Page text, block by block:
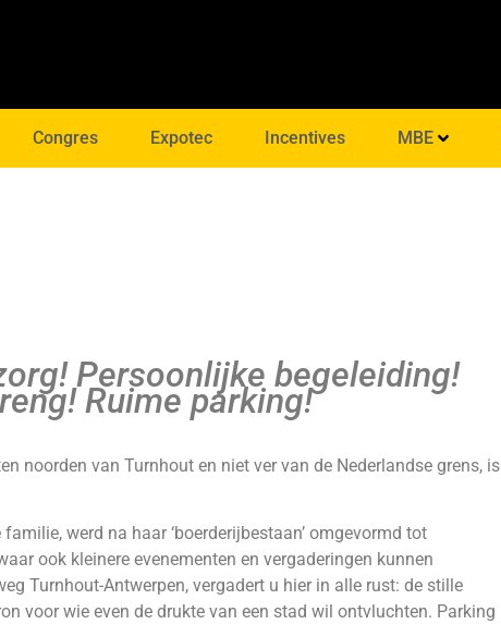
Congres Expotec Incentives MBE
Persoonlijke begeleiding!
Ruime parking!
noorden van Turnhout en niet ver van de Nederlandse grens, is
werd na haar ‘boerderijbestaan’ omgevormd tot
ook kleinere evenementen en vergaderingen kunnen
Turnhout-Antwerpen, vergadert u hier in alle rust: de stille
voor wie even de drukte van een stad wil ontvluchten. Parking